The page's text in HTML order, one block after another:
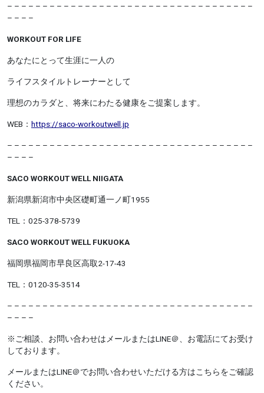
– – – – – – – – – – – – – – – – – – – – – – – – – – – – – – – – – – –
– – – –
WORKOUT FOR LIFE
あなたにとって生涯に一人の
ライフスタイルトレーナーとして
理想のカラダと、将来にわたる健康をご提案します。
WEB： https://saco-workoutwell.jp
– – – – – – – – – – – – – – – – – – – – – – – – – – – – – – – – – – –
– – – –
SACO WORKOUT WELL NIIGATA
新潟県新潟市中央区礎町通一ノ町1955
TEL：025-378-5739
SACO WORKOUT WELL FUKUOKA
福岡県福岡市早良区高取2-17-43
TEL：0120-35-3514
– – – – – – – – – – – – – – – – – – – – – – – – – – – – – – – – – – –
– – – –
※ご相談、お問い合わせはメールまたはLINE＠、お電話にてお受け
しております。
メールまたはLINE＠でお問い合わせいただける方はこちらをご確認
ください。